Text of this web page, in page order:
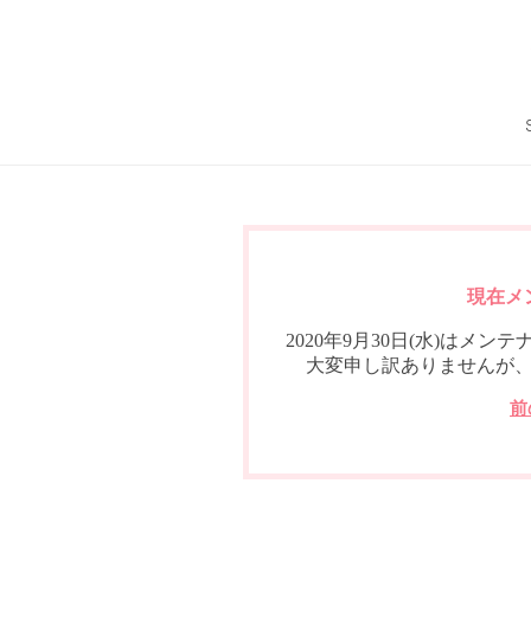
現在メ
2020年9月30日(水)はメンテ
大変申し訳ありませんが
前